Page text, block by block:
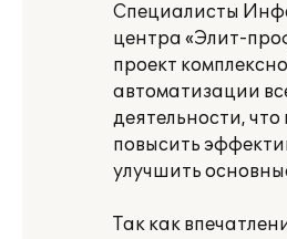
Специалисты
центра «Элит-
проект
автоматизации
деятельности,
повысить
улучшить
Так как